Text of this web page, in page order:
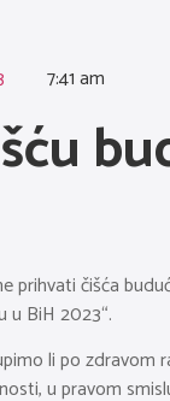
7:41 am
prihvati čišća
u BiH 2023“.
li po zdravom
u pravom